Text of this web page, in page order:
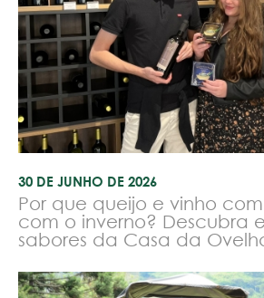
30 DE JUNHO DE 2026
Por que queijo e vinho
com o inverno? Descubra
sabores da Casa da